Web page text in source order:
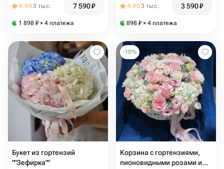
4.903 тыс. 7 590₽
1 898 ₽ × 4 платежа
4.903 тыс. 3 590₽
898 ₽ × 4 платежа
Букет из гортензий
""Зефирка""
-10%
Корзина с гортензиями,
пионовидными розами и